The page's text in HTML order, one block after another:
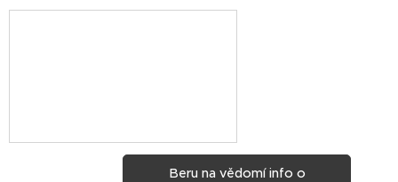
Beru na vědomí info o